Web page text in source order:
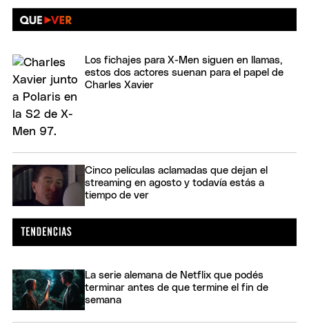
Los fichajes para X-Men siguen en llamas,
estos dos actores suenan para el papel de
Charles Xavier
Cinco películas aclamadas que dejan el
streaming en agosto y todavía estás a
tiempo de ver
La serie alemana de Netflix que podés
terminar antes de que termine el fin de
semana